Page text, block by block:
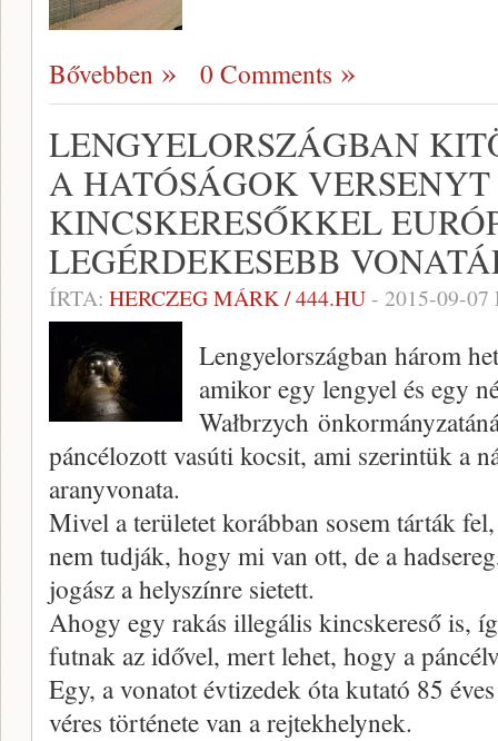
Bővebben 0 Comments
LENGYELORSZÁGBAN
A HATÓSÁGOK
KINCSKERESŐKKEL
LEGÉRDEKESEBB
ÍRTA: HERCZEG MÁRK / 444.HU- 2015-09-07
Lengyelországban három
amikor egy lengyel és egy
Wałbrzych
páncélozott vasúti kocsit, ami szerintük a
aranyvonata.
Mivel a területet korábban sosem tárták
nem tudják, hogy mi van ott, de a
jogász a helyszínre sietett.
Ahogy egy rakás illegális kincskereső is,
futnak az idővel, mert lehet, hogy a
Egy, a vonatot évtizedek óta kutató 85
véres története van a rejtekhelynek.